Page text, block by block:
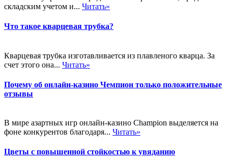
складским учетом и... Читать»
Что такое кварцевая трубка?
Кварцевая трубка изготавливается из плавленого кварца. За
счет этого она... Читать»
Почему об онлайн-казино Чемпион только положительные
отзывы
В мире азартных игр онлайн-казино Champion выделяется на
фоне конкурентов благодаря... Читать»
Цветы с повышенной стойкостью к увяданию